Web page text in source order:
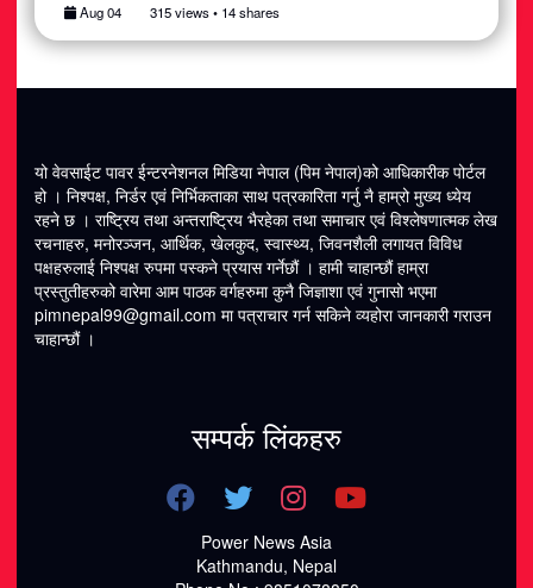
Aug 04 315 views • 14 shares
यो वेवसाईट पावर ईन्टरनेशनल मिडिया नेपाल (पिम नेपाल)को आधिकारीक पोर्टल
हो । निश्पक्ष, निर्डर एवं निर्भिकताका साथ पत्रकारिता गर्नु नै हाम्रो मुख्य ध्येय
रहने छ । राष्ट्रिय तथा अन्तराष्ट्रिय भैरहेका तथा समाचार एवं विश्लेषणात्मक लेख
रचनाहरु, मनोरञ्जन, आर्थिक, खेलकुद, स्वास्थ्य, जिवनशैली लगायत विविध
पक्षहरुलाई निश्पक्ष रुपमा पस्कने प्रयास गर्नेछौं । हामी चाहान्छौं हाम्रा
प्रस्तुतीहरुको वारेमा आम पाठक वर्गहरुमा कुनै जिज्ञाशा एवं गुनासो भएमा
pimnepal99@gmail.com मा पत्राचार गर्न सकिने व्यहोरा जानकारी गराउन
चाहान्छौं ।
सम्पर्क लिंकहरु
Power News Asia
Kathmandu, Nepal